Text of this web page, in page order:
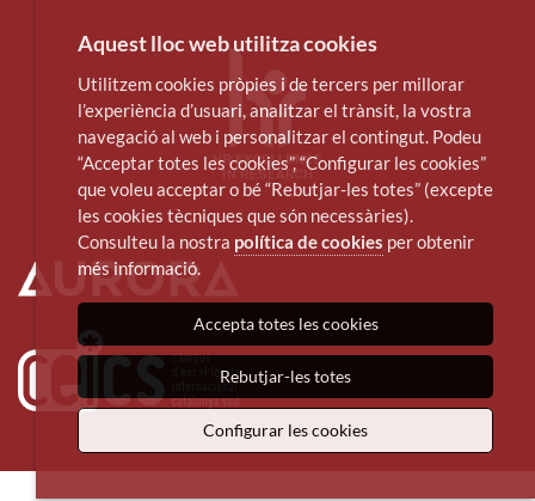
Aquest lloc web utilitza cookies
Utilitzem cookies pròpies i de tercers per millorar
l’experiència d’usuari, analitzar el trànsit, la vostra
navegació al web i personalitzar el contingut. Podeu
“Acceptar totes les cookies”, “Configurar les cookies”
que voleu acceptar o bé “Rebutjar-les totes” (excepte
les cookies tècniques que són necessàries).
Consulteu la nostra política de cookies per obtenir
més informació.
Accepta totes les cookies
Rebutjar-les totes
Configurar les cookies